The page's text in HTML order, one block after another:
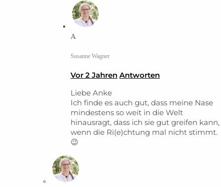
A
Susanne Wagner
Vor 2 Jahren Antworten
Liebe Anke
Ich finde es auch gut, dass meine Nase
mindestens so weit in die Welt
hinausragt, dass ich sie gut greifen kann,
wenn die Ri(e)chtung mal nicht stimmt.
😉